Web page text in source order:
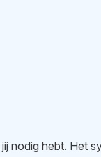
nodig hebt. Het